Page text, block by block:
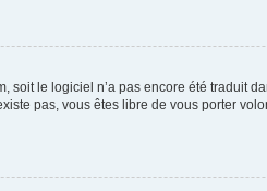
soit le logiciel n’a pas encore été traduit
pas, vous êtes libre de vous porter